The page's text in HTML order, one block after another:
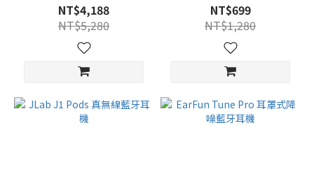
NT$4,188
NT$5,280
NT$699
NT$1,280